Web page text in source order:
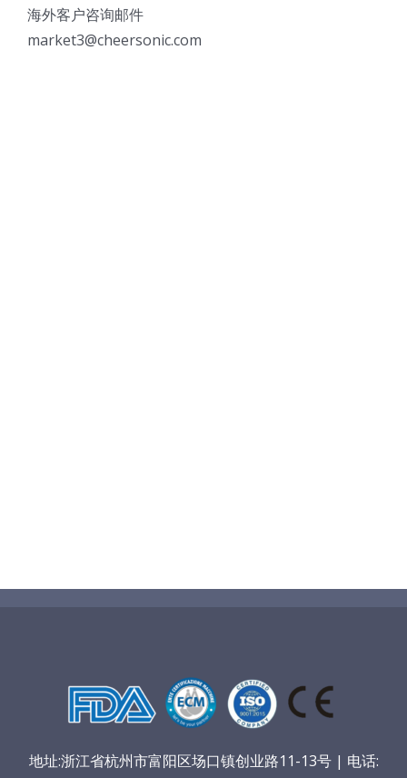
海外客户咨询邮件
market3@cheersonic.com
地址:浙江省杭州市富阳区场口镇创业路11-13号 | 电话: